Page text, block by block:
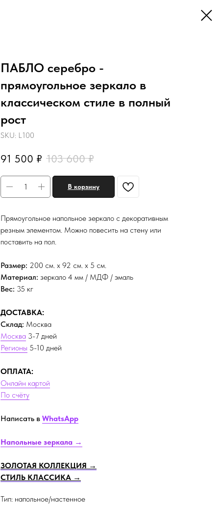
ПАБЛО серебро -
прямоугольное зеркало в
классическом стиле в полный
рост
SKU: L100
91 500 ₽ 103 600 ₽
В корзину
Прямоугольное напольное зеркало с декоративным
резным элементом. Можно повесить на стену или
поставить на пол.
Размер: 200 см. х 92 см. х 5 см.
Материал: зеркало 4 мм / МДФ / эмаль
Вес: 35 кг
ДОСТАВКА:
Склад: Москва
Москва 3-7 дней
Регионы 5-10 дней
ОПЛАТА:
Онлайн картой
По счёту
Написать в WhatsApp
Напольные зеркала →
ЗОЛОТАЯ КОЛЛЕКЦИЯ →
СТИЛЬ КЛАССИКА →
Тип: напольное/настенное